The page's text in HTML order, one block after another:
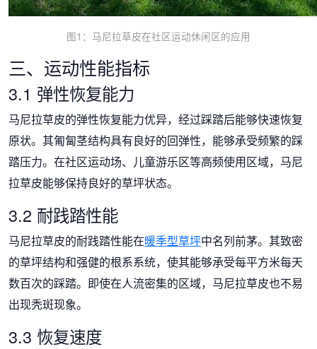
图1：马尼拉草皮在社区运动休闲区的应用
三、运动性能指标
3.1 弹性恢复能力
马尼拉草皮的弹性恢复能力优异，经过踩踏后能够快速恢复
原状。其匍匐茎结构具有良好的回弹性，能够承受频繁的踩
踏压力。在社区运动场、儿童游乐区等高频使用区域，马尼
拉草皮能够保持良好的草坪状态。
3.2 耐践踏性能
马尼拉草皮的耐践踏性能在暖季型草坪中名列前茅。其致密
的草坪结构和强健的根系系统，使其能够承受每平方米每天
数百次的踩踏。即使在人流密集的区域，马尼拉草皮也不易
出现秃斑现象。
3.3 恢复速度